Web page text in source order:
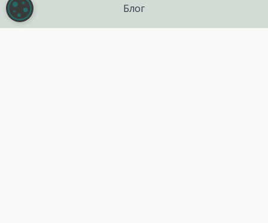
Блог
НАСТРОЙКИ НА БИСКВИТКИТЕ